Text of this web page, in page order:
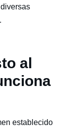
al
establecido